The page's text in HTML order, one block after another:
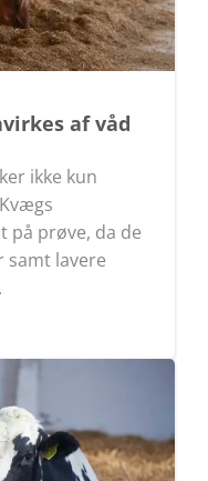
af våd
ikke kun
på prøve, da de
samt lavere